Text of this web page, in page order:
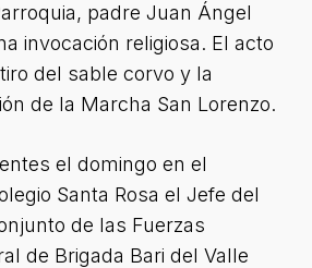
padre Juan Ángel
invocación religiosa. El acto
del sable corvo y la
de la Marcha San Lorenzo.
el domingo en el
Santa Rosa el Jefe del
de las Fuerzas
de Brigada Bari del Valle